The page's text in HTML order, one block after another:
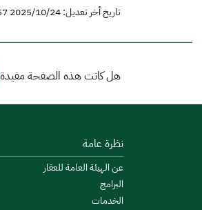
تاريخ أخر تعديل: 2025/10/24 4:57 م
هل كانت هذه الصفحة
نظرة عامة
عن الهيئة العامة للعقار
البرامج
الخدمات